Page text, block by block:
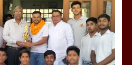
रखने पर लात मार कर होलिका को किया
नहस,मोहल्ले वालों के साथ की गई गाली
,कहा अगर रखी गई होली तो होगा खून